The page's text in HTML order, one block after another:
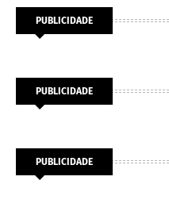
PUBLICIDADE
PUBLICIDADE
PUBLICIDADE